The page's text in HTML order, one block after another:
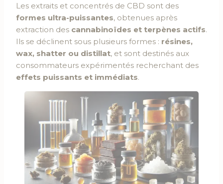
Les extraits et concentrés de CBD sont des
formes ultra-puissantes, obtenues après
extraction des cannabinoïdes et terpènes actifs.
Ils se déclinent sous plusieurs formes : résines,
wax, shatter ou distillat, et sont destinés aux
consommateurs expérimentés recherchant des
effets puissants et immédiats.